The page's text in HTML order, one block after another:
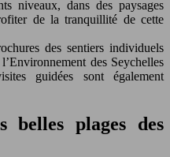
niveaux, dans des paysages
de la tranquillité de cette
des sentiers individuels
des Seychelles
guidées sont également
belles plages des